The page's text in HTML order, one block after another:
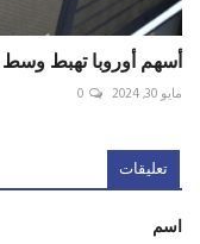
أسهم أوروبا تهبط وسط
مايو 30, 2024 0
تعليقات
اسم